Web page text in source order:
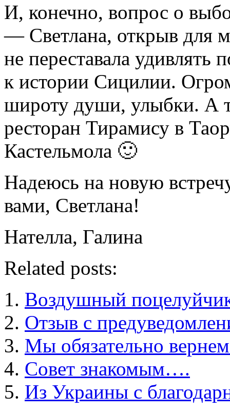
И, конечно, вопрос о
— Светлана, открыв для
не переставала удивлять
к истории Сицилии.
широту души, улыбки. А
ресторан Тирамису в
Кастельмола 🙂
Надеюсь на новую
вами, Светлана!
Нателла, Галина
Related posts:
Воздушный
Отзыв с
Мы обязательно
Совет знакомым….
Из Украины с